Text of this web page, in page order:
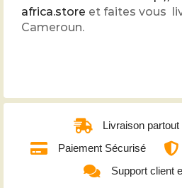
africa.store et faites vous
Cameroun.
Livraison
Paiement Sécurisé
Support client